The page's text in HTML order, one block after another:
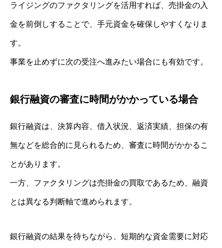
ライジングのファクタリングを活用すれば、売掛金の入
金を前倒しすることで、手元資金を確保しやすくなりま
す。
事業を止めずに次の受注へ進みたい場合にも有効です。
銀行融資の審査に時間がかかっている場合
銀行融資は、決算内容、借入状況、返済実績、担保の有
無などを総合的に見られるため、審査に時間がかかるこ
とがあります。
一方、ファクタリングは売掛金の買取であるため、融資
とは異なる判断軸で進められます。
銀行融資の結果を待ちながら、短期的な資金需要に対応